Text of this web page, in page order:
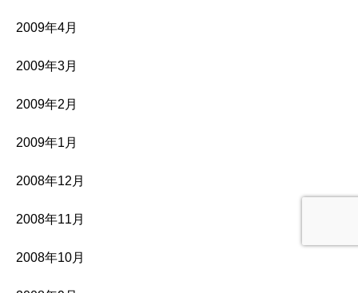
2009年4月
2009年3月
2009年2月
2009年1月
2008年12月
2008年11月
2008年10月